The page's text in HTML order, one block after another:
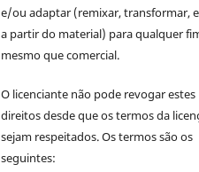
e/ou adaptar (remixar, transformar,
a partir do material) para qualquer
mesmo que comercial.
O licenciante não pode revogar estes
direitos desde que os termos da
sejam respeitados. Os termos são os
seguintes: